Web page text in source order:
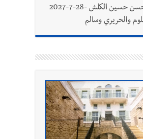
وفاة الحاج حسن حسين الكلش -28-7-2027
والحريري وسالم